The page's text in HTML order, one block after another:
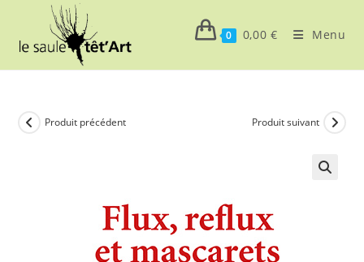
content
0 0,00 € Menu
Produit précédent Produit suivant